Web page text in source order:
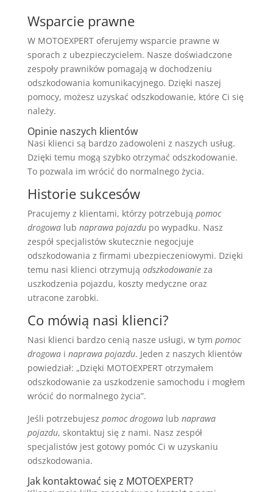
Wsparcie prawne
W MOTOEXPERT oferujemy wsparcie prawne w
sporach z ubezpieczycielem. Nasze doświadczone
zespoły prawników pomagają w dochodzeniu
odszkodowania komunikacyjnego. Dzięki naszej
pomocy, możesz uzyskać odszkodowanie, które Ci się
należy.
Opinie naszych klientów
Nasi klienci są bardzo zadowoleni z naszych usług.
Dzięki temu mogą szybko otrzymać odszkodowanie.
To pozwala im wrócić do normalnego życia.
Historie sukcesów
Pracujemy z klientami, którzy potrzebują pomoc
drogowalub naprawa pojazdupo wypadku. Nasz
zespół specjalistów skutecznie negocjuje
odszkodowania z firmami ubezpieczeniowymi. Dzięki
temu nasi klienci otrzymują odszkodowanieza
uszkodzenia pojazdu, koszty medyczne oraz
utracone zarobki.
Co mówią nasi klienci?
Nasi klienci bardzo cenią nasze usługi, w tym pomoc
drogowai naprawa pojazdu. Jeden z naszych klientów
powiedział: „Dzięki MOTOEXPERT otrzymałem
odszkodowanie za uszkodzenie samochodu i mogłem
wrócić do normalnego życia”.
Jeśli potrzebujesz pomoc drogowalub naprawa
pojazdu, skontaktuj się z nami. Nasz zespół
specjalistów jest gotowy pomóc Ci w uzyskaniu
odszkodowania.
Jak kontaktować się z MOTOEXPERT?